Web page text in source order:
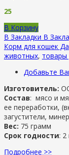
25
В Корзину
В Закладки В
Корм для кошек
животных, товары
Добавьте
Изготовитель:
Состав: мясо и
ее переработки,
загустители,
Вес: 75 грамм
Срок годности: 2
Подробнее >>